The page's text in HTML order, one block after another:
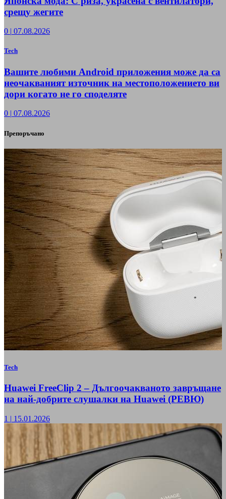
срещу жегите
0 | 07.08.2026
Tech
Вашите любими Android приложения може да са
неочакваният източник на местоположението ви
дори когато не го споделяте
0 | 07.08.2026
Препоръчано
Tech
Huawei FreeClip 2 – Дългоочакваното завръщане
на най-добрите слушалки на Huawei (РЕВЮ)
1 | 15.01.2026